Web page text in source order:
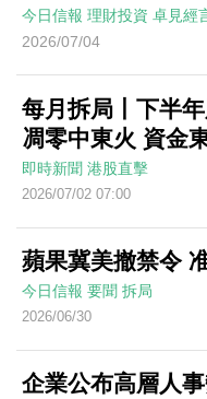
今日信報 理財投資 卓見經
2026/07/04
每月拆局丨下半
凋零中東火 資金
即時新聞 港股直擊
2026/07/02 07:00
蘋果冀美撤禁令
今日信報 要聞 拆局
2026/06/30
企業公布高層人